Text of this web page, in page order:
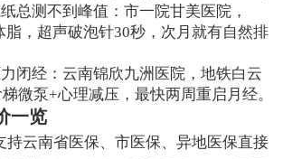
总测不到峰值：市一院甘美医院，
脂，超声破泡针30秒，次月就有自然排
闭经：云南锦欣九洲医院，地铁白云
微泵+心理减压，最快两周重启月经。
一览
持云南省医保、市医保、异地医保直接